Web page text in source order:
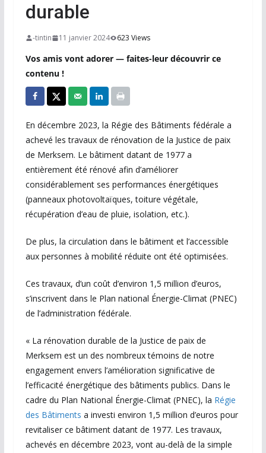
durable
-tintin 11 janvier 2024 623 Views
Vos amis vont adorer — faites-leur découvrir ce
contenu !
En décembre 2023, la Régie des Bâtiments fédérale a
achevé les travaux de rénovation de la Justice de paix
de Merksem. Le bâtiment datant de 1977 a
entièrement été rénové afin d’améliorer
considérablement ses performances énergétiques
(panneaux photovoltaïques, toiture végétale,
récupération d’eau de pluie, isolation, etc.).
De plus, la circulation dans le bâtiment et l’accessible
aux personnes à mobilité réduite ont été optimisées.
Ces travaux, d’un coût d’environ 1,5 million d’euros,
s’inscrivent dans le Plan national Énergie-Climat (PNEC)
de l’administration fédérale.
« La rénovation durable de la Justice de paix de
Merksem est un des nombreux témoins de notre
engagement envers l’amélioration significative de
l’efficacité énergétique des bâtiments publics. Dans le
cadre du Plan National Énergie-Climat (PNEC), la Régie
des Bâtiments a investi environ 1,5 million d’euros pour
revitaliser ce bâtiment datant de 1977. Les travaux,
achevés en décembre 2023, vont au-delà de la simple